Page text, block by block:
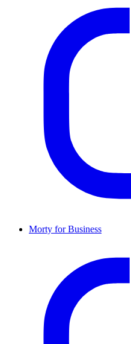
Morty for Business